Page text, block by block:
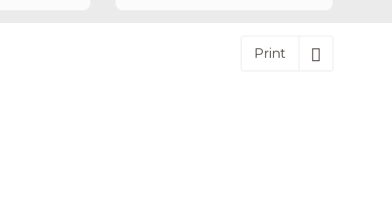
Print